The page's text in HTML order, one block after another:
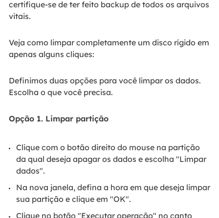
certifique-se de ter feito backup de todos os arquivos
vitais.
Veja como limpar completamente um disco rígido em
apenas alguns cliques:
Definimos duas opções para você limpar os dados.
Escolha o que você precisa.
Opção 1. Limpar partição
Clique com o botão direito do mouse na partição
da qual deseja apagar os dados e escolha "Limpar
dados".
Na nova janela, defina a hora em que deseja limpar
sua partição e clique em "OK".
Clique no botão "Executar operação" no canto